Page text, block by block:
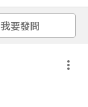
我要發問